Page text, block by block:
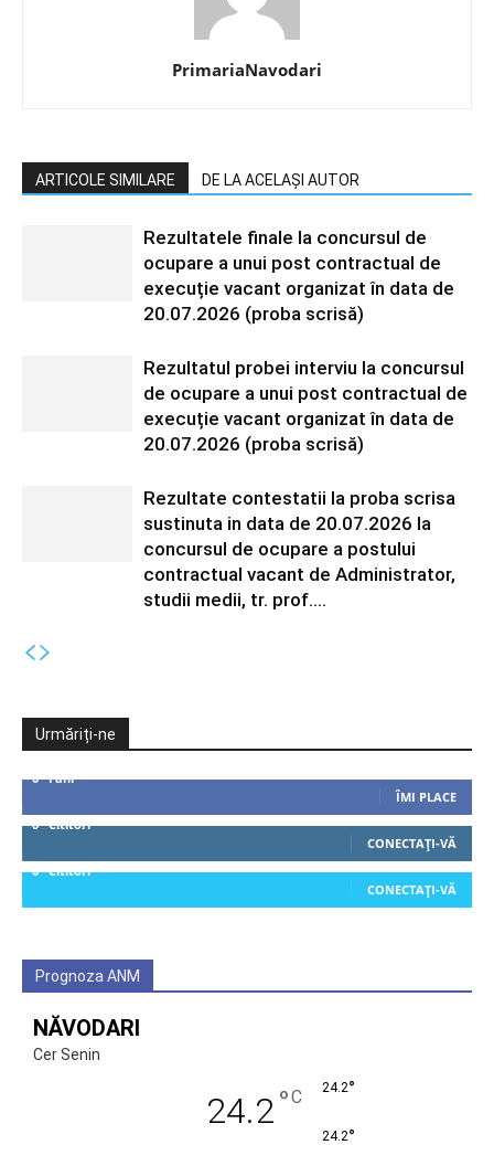
PrimariaNavodari
ARTICOLE SIMILARE DE LA ACELAȘI AUTOR
Rezultatele finale la concursul de
ocupare a unui post contractual de
execuție vacant organizat în data de
20.07.2026 (proba scrisă)
Rezultatul probei interviu la concursul
de ocupare a unui post contractual de
execuție vacant organizat în data de
20.07.2026 (proba scrisă)
Rezultate contestatii la proba scrisa
sustinuta in data de 20.07.2026 la
concursul de ocupare a postului
contractual vacant de Administrator,
studii medii, tr. prof....
Urmăriți-ne
0 Fani
ÎMI PLACE
0 Cititori
CONECTAȚI-VĂ
0 Cititori
CONECTAȚI-VĂ
Prognoza ANM
NĂVODARI
Cer Senin
24.2°C 24.2°
24.2°